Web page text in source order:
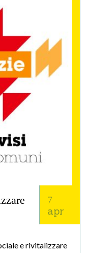
7
apr
e rivitalizzare